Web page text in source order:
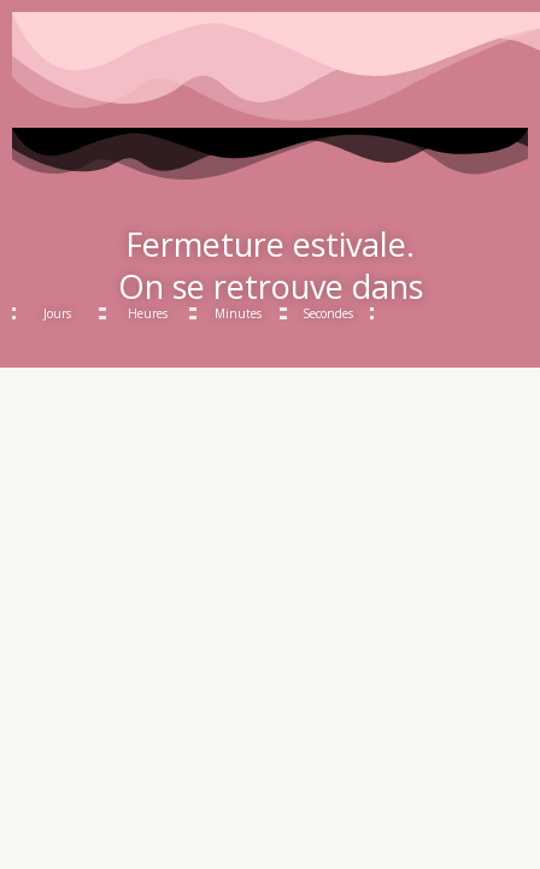
Fermeture estivale.
On se retrouve dans
Jours Heures Minutes Secondes